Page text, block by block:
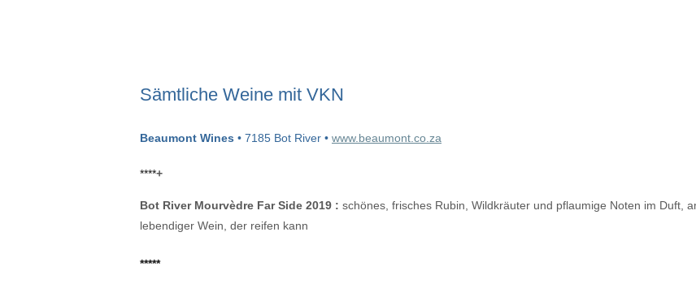
Sämtliche Weine mit VKN
Beaumont Wines • 7185 Bot River • www.beaumont.co.za
****+
Bot River Mourvèdre Far Side 2019 : schönes, frisches Rubin, Wildkräuter und pflaumige Noten im Duft,
lebendiger Wein, der reifen kann
*****